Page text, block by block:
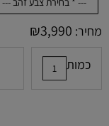
מחיר: ₪3,990
כמות